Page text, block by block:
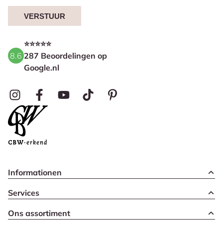
VERSTUUR
8.6
⭐⭐⭐⭐⭐
287 Beoordelingen op
Google.nl
Informationen
Services
Ons assortiment